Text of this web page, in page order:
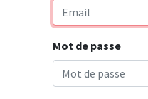
Mot de passe